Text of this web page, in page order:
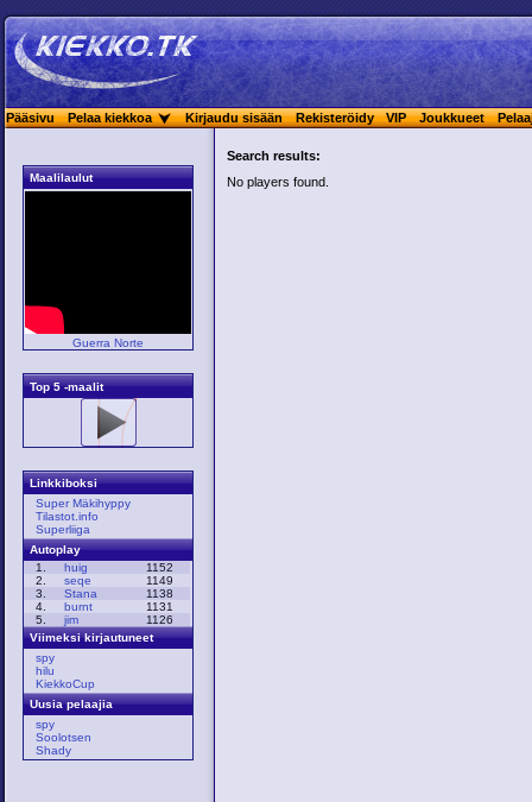
Pääsivu Pelaa kiekkoa Kirjaudu sisään Rekisteröidy VIP Joukkueet
Maalilaulut
Guerra Norte
Top 5 -maalit
Linkkiboksi
Super Mäkihyppy
Tilastot.info
Superliiga
Autoplay
1.
huig
1152
2.
seqe
1149
3.
Stana
1138
4.
burnt
1131
5.
jim
1126
Viimeksi kirjautuneet
spy
hilu
KiekkoCup
Uusia pelaajia
spy
Soolotsen
Shady
Search results:
No players found.